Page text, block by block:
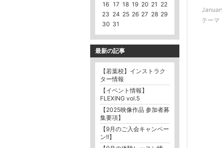
テーマ
16 17 18 19 20 21 22
23 24 25 26 27 28 29
30 31
最新の記事
【若葉校】インストラク
ター情報
【イベント情報】
FLEXING vol.5
【2025映像作品 参加者募
集要項】
【9月のご入会キャンペー
ン!!】